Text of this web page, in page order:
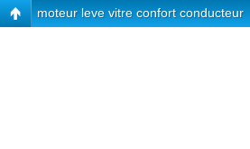
moteur leve vitre confort conducteur